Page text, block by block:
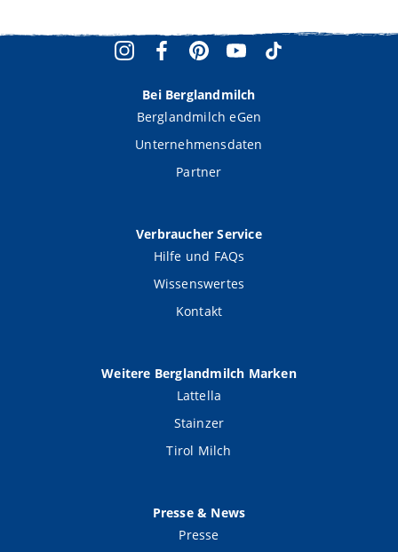
Bei Berglandmilch
Berglandmilch eGen
Unternehmensdaten
Partner
Verbraucher Service
Hilfe und FAQs
Wissenswertes
Kontakt
Weitere Berglandmilch Marken
Lattella
Stainzer
Tirol Milch
Presse & News
Presse